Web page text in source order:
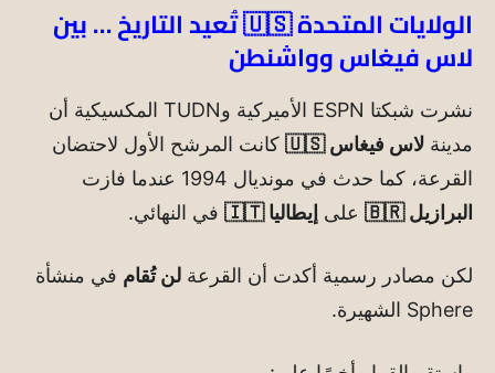
الولايات المتحدة 🇺🇸 تُعيد التاريخ … بين
لاس فيغاس وواشنطن
نشرت شبكتا ESPN الأميركية وTUDN المكسيكية أن
مدينة لاس فيغاس 🇺🇸
كانت المرشح الأول لاحتضان
القرعة، كما حدث في مونديال 1994 عندما فازت
البرازيل 🇧🇷
على إيطاليا 🇮🇹 في النهائي.
لكن مصادر رسمية أكدت أن القرعة لن تُقام في منشأة
Sphere الشهيرة.